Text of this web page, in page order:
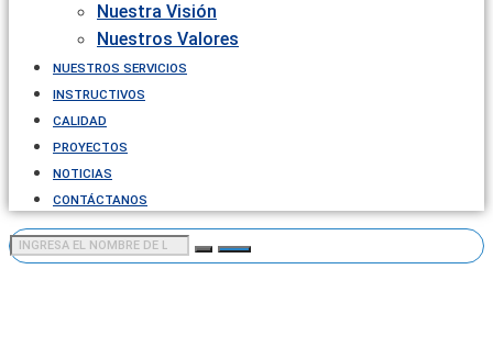
Nuestra Visión
Nuestros Valores
NUESTROS SERVICIOS
INSTRUCTIVOS
CALIDAD
PROYECTOS
NOTICIAS
CONTÁCTANOS